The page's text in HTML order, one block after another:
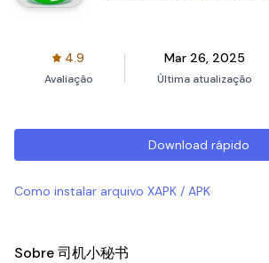
4.9
Avaliação
Mar 26, 2025
Última atualização
Download rápido
Como instalar arquivo XAPK / APK
Sobre 司机小秘书